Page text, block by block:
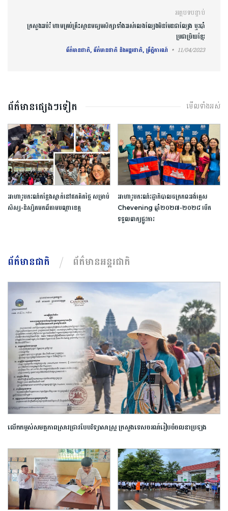
អត្ថបទបន្ទាប់
ក្រសួងអប់រំ ហាមគ្រប់គ្រឹះស្ថានមធ្យមសិក្សា​ទាំងអស់លេងល្បែងមិន​មែនជា​ល្បែង ឬរបាំ
ប្រជាប្រិយខ្មែរ
ព័ត៌មានជាតិ, ព័ត៌មានជាតិ និងអន្តរជាតិ, ព្រឹត្តិការណ៍ 11/04/2023
ព័ត៌មានផ្សេងៗទៀត មើលទាំងអស់
អាហារូបករណ៍​កន្លែង​ស្នាក់​នៅ​ឥត​គិត​ថ្លៃ​ ​សម្រាប់​
សិស្ស​-​និស្សិត​មកពី​តាម​បណ្តា​ខេត្ត​
អាហារូបករណ៍​រដ្ឋាភិបាល​ចក្រភព​អង់គ្លេស​ ​
Chevening​ ​ឆ្នាំ​២០២៧​-​២០២៨​ ​បើក​
ទទួល​ពាក្យ​ផ្លូវការ​
ព័ត៌មានជាតិ ព័ត៌មានអន្តរជាតិ
លើកកម្ពស់​សមត្ថភាព​ស្រាវជ្រាវ​បែប​វិទ្យាសាស្ត្រ​ ក្រសួង​ទេសចរណ៍​រៀបចំ​ចលនា​ប្រឡង​